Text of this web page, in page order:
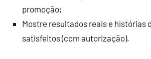
promoção;
Mostre resultados reais e histórias
satisfeitos (com autorização).